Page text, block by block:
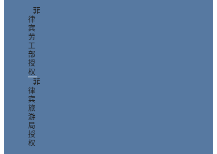
菲
律
宾
劳
工
部
授
权
菲
律
宾
旅
游
局
授
权